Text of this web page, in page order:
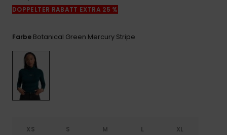
DOPPELTER RABATT EXTRA 25 %
Farbe Botanical Green Mercury Stripe
XS S M L XL